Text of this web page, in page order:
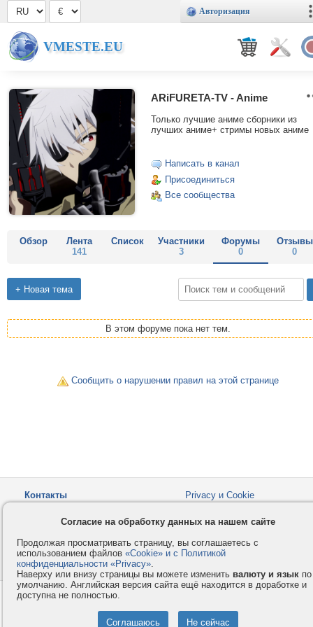
Авторизация
VMESTE.EU
ARiFURETA-TV - Anime
Только лучшие аниме сборники из
лучших аниме+ стримы новых аниме
Написать в канал
Присоединиться
Все сообщества
Обзор
Лента
141
Список
Участники
3
Форумы
0
Отзывы
0
В этом форуме пока нет тем.
Сообщить о нарушении правил на этой странице
Контакты
Privacy и Cookie
Как оплатить
Форумы
© 2008-2026VMESTE.EU
Согласие на обработку данных на нашем сайте
Продолжая просматривать страницу, вы соглашаетесь с
использованием файлов «Cookie» и с Политикой
конфиденциальности «Privacy».
Наверху или внизу страницы вы можете изменить валюту и язык по
умолчанию. Английская версия сайта ещё находится в доработке и
доступна не полностью.